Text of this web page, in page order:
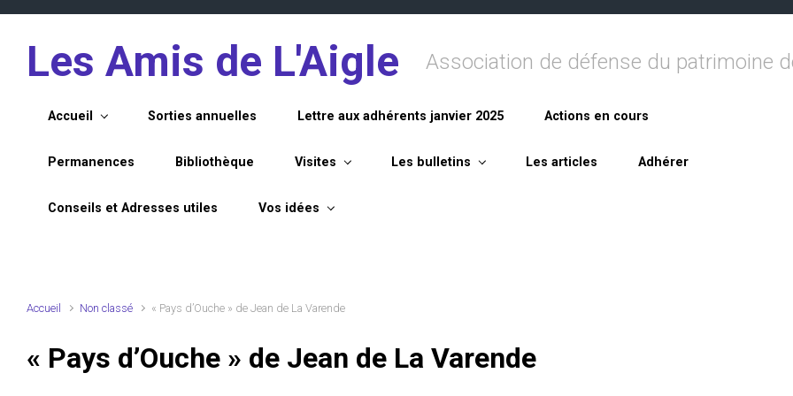
Les Amis de L'Aigle Association de défense du patrimoine
Accueil Sorties annuelles Lettre aux adhérents janvier 2025 Actions en cours
Permanences Bibliothèque Visites Les bulletins Les articles Adhérer
Conseils et Adresses utiles Vos idées
Accueil Non classé « Pays d’Ouche » de Jean de La Varende
« Pays d’Ouche » de Jean de La Varende